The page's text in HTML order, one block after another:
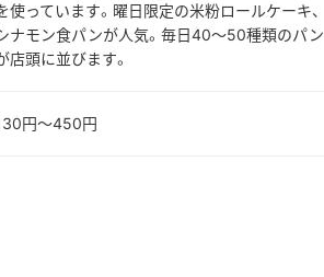
使っています。曜日限定の米粉ロールケーキ、
ナモン食パンが人気。毎日40～50種類のパン
店頭に並びます。
円～450円